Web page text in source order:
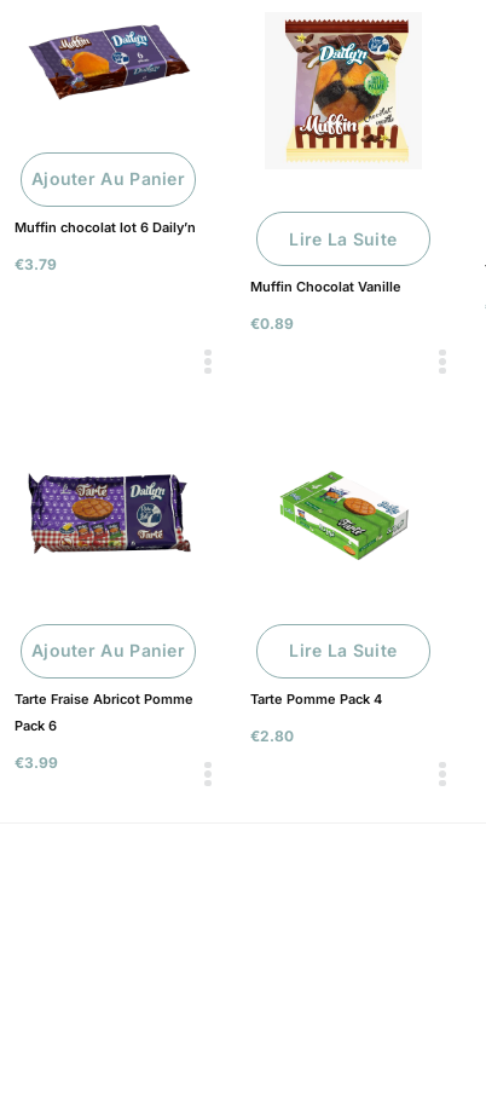
€3.79
Muffin chocolat lot 6 Daily’n
Ajouter Au Panier
€0.89
Muffin Chocolat Vanille
Lire La Suite
€3.99
Tarte Fraise Abricot Pomme
Pack 6
Ajouter Au Panier
€2.80
Tarte Pomme Pack 4
Lire La Suite